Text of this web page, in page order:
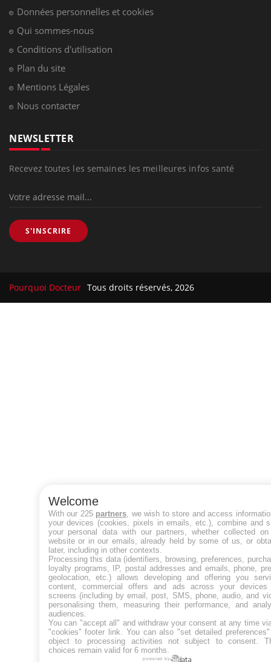
Données personnelles et cookies
Qui sommes-nous
Conditions d'utilisation
Plan du site
Mentions Légales
Nous contacter
NEWSLETTER
Recevez toutes les semaines les meilleures infos santé
S'INSCRIRE
Pourquoi Docteur Tous droits réservés, 2026
Welcome
With our 225 partners , we wish to store and access
your devices (cookies, pixels in emails, etc.), combine and
your personal data with our partners, whether collected
website or in our emails, already held by some of us, or
later, including in other contexts.
Processing this data (identifiers, browsing, preferences,
loyalty programs, IP, postal addresses and emails, phone,
geolocation, etc.) allows developing and offering you
content, commercial offers and ads across your devices
screens (including by email, post, SMS, phone, audio, and
personalising them, measuring their performance, and
audiences.
You can "accept all" and withdraw your consent at any time
"cookies" footer link . You can also "set detailed
object to processing activities not subject to consent.
choices remain valid for 6 months.
powered by